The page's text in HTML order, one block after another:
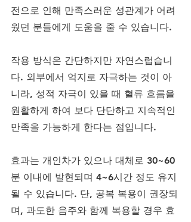
전으로 인해 만족스러운 성관계가 어려
웠던 분들에게 도움을 줄 수 있습니다.
작용 방식은 간단하지만 자연스럽습니
다. 외부에서 억지로 자극하는 것이 아
니라, 성적 자극이 있을 때 혈류 흐름을
원활하게 하여 보다 단단하고 지속적인
만족을 가능하게 한다는 점입니다.
효과는 개인차가 있으나 대체로 30~60
분 이내에 발현되며 4~6시간 정도 유지
될 수 있습니다. 단, 공복 복용이 권장되
며, 과도한 음주와 함께 복용할 경우 효